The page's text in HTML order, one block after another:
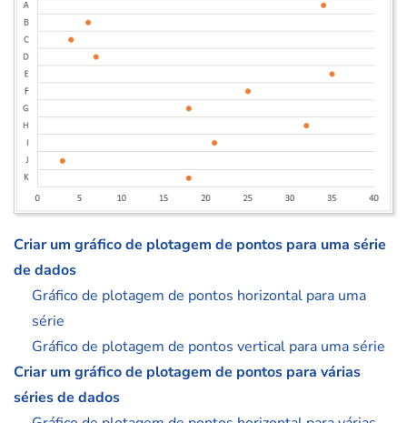
Criar um gráfico de plotagem de pontos para uma série
de dados
Gráfico de plotagem de pontos horizontal para uma
série
Gráfico de plotagem de pontos vertical para uma série
Criar um gráfico de plotagem de pontos para várias
séries de dados